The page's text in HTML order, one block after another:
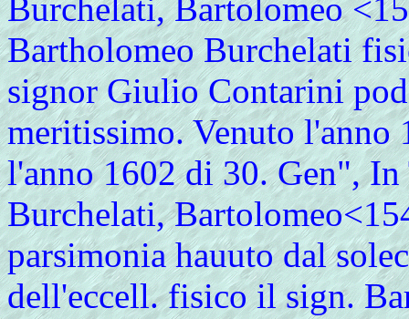
Burchelati, Bartolomeo
Bartholomeo Burchelati
signor Giulio Contarini
meritissimo. Venuto
l'anno 1602 di 30. Gen",
Burchelati,
parsimonia hauuto dal
dell'eccell. fisico il sign.